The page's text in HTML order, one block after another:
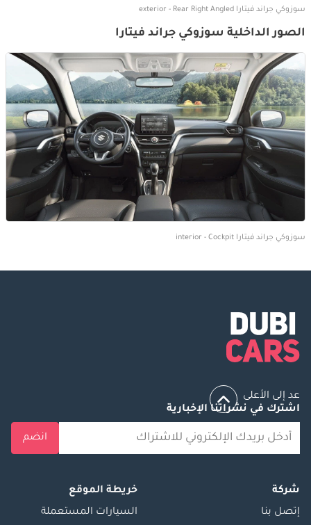
سوزوكي جراند فيتارا exterior - Rear Right Angled
الصور الداخلية سوزوكي جراند فيتارا
سوزوكي جراند فيتارا interior - Cockpit
عد إلى الأعلى
اشترك في نشراتنا الإخبارية
انضم
شركة
إتصل بنا
خريطة الموقع
السيارات المستعملة